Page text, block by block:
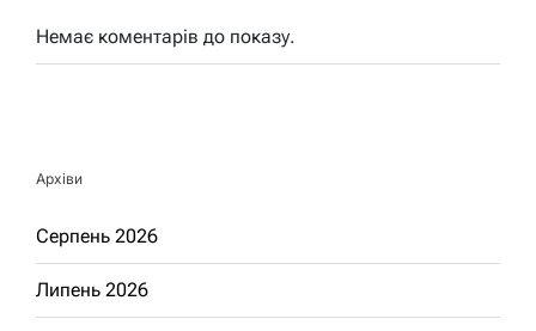
Немає коментарів до показу.
Архіви
Серпень 2026
Липень 2026